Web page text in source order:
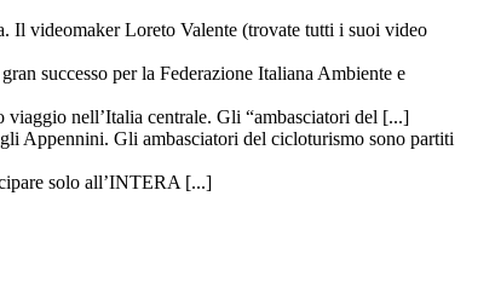
Il videomaker Loreto Valente (trovate tutti i suoi video
successo per la Federazione Italiana Ambiente e
nell’Italia centrale. Gli “ambasciatori del [...]
Appennini. Gli ambasciatori del cicloturismo sono partiti
solo all’INTERA [...]